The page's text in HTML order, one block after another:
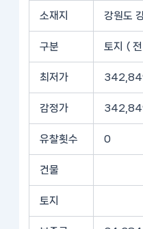
소재지 강원도
구분 토지 (
최저가
감정가
유찰횟수 0
건물
토지